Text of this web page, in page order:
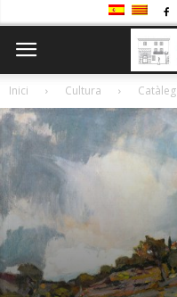
Inici Cultura Catàleg